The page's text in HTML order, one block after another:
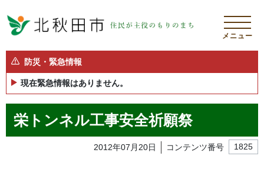
メニュー
防災・緊急情報
現在緊急情報はありません。
栄トンネル工事安全祈願祭
2012年07月20日 コンテンツ番号 1825